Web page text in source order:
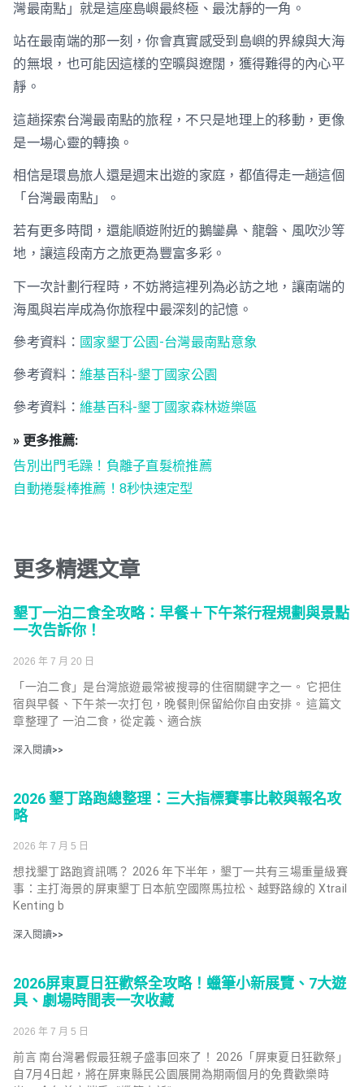
灣最南點」就是這座島嶼最終極、最沈靜的一角。
站在最南端的那一刻，你會真實感受到島嶼的界線與大海
的無垠，也可能因這樣的空曠與遼闊，獲得難得的內心平
靜。
這趟探索台灣最南點的旅程，不只是地理上的移動，更像
是一場心靈的轉換。
相信是環島旅人還是週末出遊的家庭，都值得走一趟這個
「台灣最南點」。
若有更多時間，還能順遊附近的鵝鑾鼻、龍磐、風吹沙等
地，讓這段南方之旅更為豐富多彩。
下一次計劃行程時，不妨將這裡列為必訪之地，讓南端的
海風與岩岸成為你旅程中最深刻的記憶。
參考資料： 國家墾丁公園-台灣最南點意象
參考資料： 維基百科-墾丁國家公園
參考資料： 維基百科-墾丁國家森林遊樂區
» 更多推薦:
告別出門毛躁！負離子直髮梳推薦
自動捲髮棒推薦！8秒快速定型
更多精選文章
墾丁一泊二食全攻略：早餐＋下午茶行程規劃與景點
一次告訴你！
2026 年 7 月 20 日
「一泊二食」是台灣旅遊最常被搜尋的住宿關鍵字之一。 它把住
宿與早餐、下午茶一次打包，晚餐則保留給你自由安排。 這篇文
章整理了 一泊二食，從定義、適合族
深入閱讀>>
2026 墾丁路跑總整理：三大指標賽事比較與報名攻
略
2026 年 7 月 5 日
想找墾丁路跑資訊嗎？ 2026 年下半年，墾丁一共有三場重量級賽
事：主打海景的屏東墾丁日本航空國際馬拉松、越野路線的 Xtrail
Kenting b
深入閱讀>>
2026屏東夏日狂歡祭全攻略！蠟筆小新展覽、7大遊
具、劇場時間表一次收藏
2026 年 7 月 5 日
前言 南台灣暑假最狂親子盛事回來了！ 2026「屏東夏日狂歡祭」
自7月4日起，將在屏東縣民公園展開為期兩個月的免費歡樂時